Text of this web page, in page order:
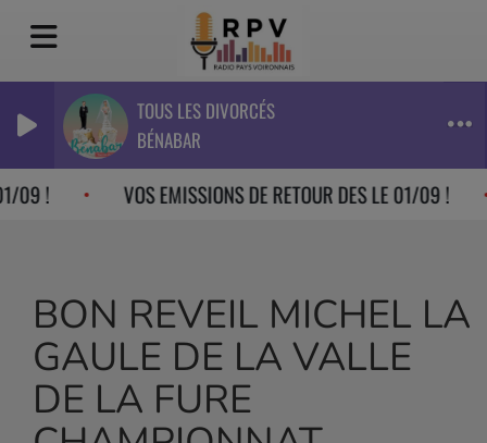
TOUS LES DIVORCÉS
BÉNABAR
09 ! VOS EMISSIONS DE RETOUR DES LE 01/09 !
BON REVEIL MICHEL LA
GAULE DE LA VALLE
DE LA FURE